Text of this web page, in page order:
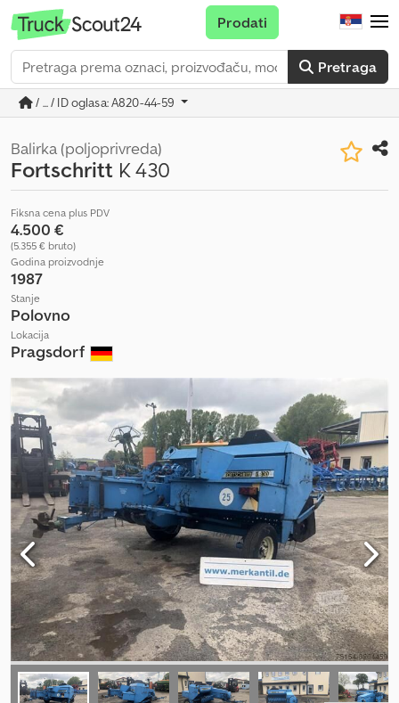
Pretraga
Prodati
/ ... / ID oglasa: A820-44-59
Balirka (poljoprivreda)
Fortschritt K 430
Fiksna cena plus PDV
4.500 €
(5.355 € bruto)
Godina proizvodnje
1987
Stanje
Polovno
Lokacija
Pragsdorf